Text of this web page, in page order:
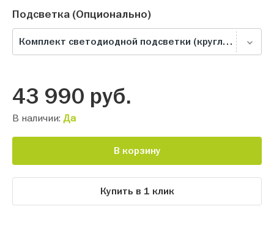
Подсветка (Опционально)
Комплект светодиодной подсветки (круглый светильник), белая
43 990 руб.
В наличии: Да
В корзину
Купить в 1 клик